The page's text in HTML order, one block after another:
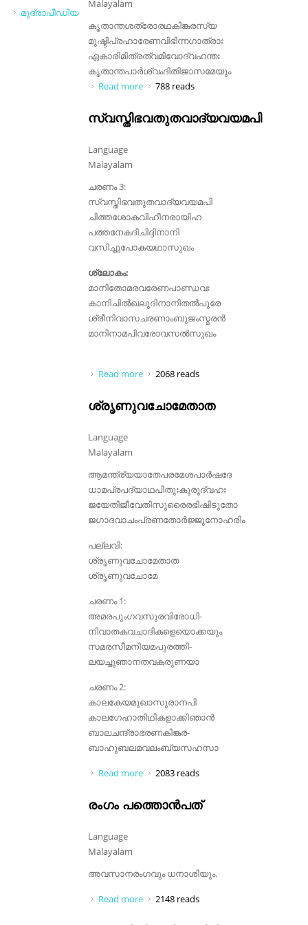
Malayalam
കൃതാന്തശത്രോരഥകിങ്കരസ്യ
മുഷ്ടിപ്രഹാരേണവിഭിന്നഗാത്രാഃ
ഏകാരിമിത്രത്വമിവോദ്വഹന്തഃ
കൃതാന്തപാര്‍ശ്വംദിതിജാസമേയും
Read moreabout കൃതാന്തശത്രോരഥകിങ്കരസ്യ
788 reads
സ്വസ്തിഭവതുതവാദ്യവയമപി
Language
Malayalam
ചരണം 3:
സ്വസ്തിഭവതുതവാദ്യവയമപി
ചിത്തശോകവിഹീനരായിഹ
പത്തനേകദിചിദ്ദിനാനി
വസിച്ചുപോകയഥാസുഖം
ശ്ലോകം:
മാനിതോമരവരേണപാണ്ഡവഃ
കാനിചിൽഖലുദിനാനിതൽപുരേ
ശ്രീനിവാസചരണാംബുജംസ്മരൻ
മാനിനാമപിവരോവസൽസുഖം
Read moreabout സ്വസ്തിഭവതുതവാദ്യവയമപി
2068 reads
ശ്രൃണുവചോമേതാത
Language
Malayalam
ആമന്ത്ര്യയാതേപരമേശപാർഷദേ
ധാമപ്രപദ്യാഥപിതുഃകുരൂദ്വഹഃ
ജയേതിജീവേതിസുരൈരഭിഷിടുതോ
ജഗാദവാചംപ്രണതോർജ്ജുനോഹരിം
പല്ലവി:
ശ്രൃണുവചോമേതാത
ശ്രൃണുവചോമേ
ചരണം 1:
അമരപുംഗവസുരവിരോധി-
നിവാതകവചാദികളെയൊക്കയും
സമരസീമനിയമപുരത്തി-
ലയച്ചുഞാനതവകരുണയാ
ചരണം 2:
കാലകേയമുഖാസുരാനപി
കാലഗേഹാതിഥികളാക്കിഞാൻ
ബാലചന്ദ്രാഭരണകിങ്കര-
ബാഹുബലമവലംബ്യസഹസാ
Read moreabout ശ്രൃണുവചോമേതാത
2083 reads
രംഗം പത്തൊൻപത്
Language
Malayalam
അവസാനരംഗവും ധനാശിയും.
Read moreabout രംഗം പത്തൊൻപത്
2148 reads
മുദ്രാപീഡിയ